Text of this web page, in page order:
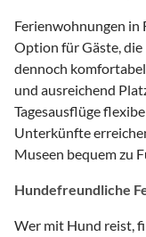
Ferienwohnungen in
Option für Gäste,
dennoch
und ausreichend
Tagesausflüge
Unterkünfte
Museen bequem zu
Hundefreundliche
Wer mit Hund reist,